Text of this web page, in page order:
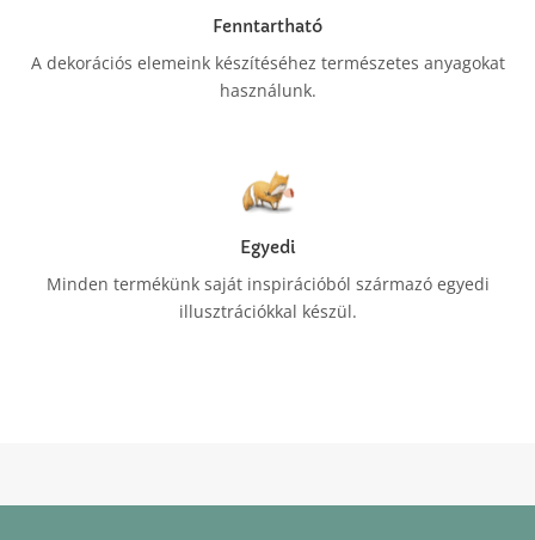
Fenntartható
A dekorációs elemeink készítéséhez természetes anyagokat
használunk.
Egyedi
Minden termékünk saját inspirációból származó egyedi
illusztrációkkal készül.